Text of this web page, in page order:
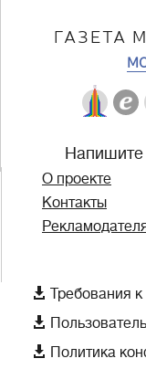
ГАЗЕТА
О проекте
Контакты
 Требования к

 Политика